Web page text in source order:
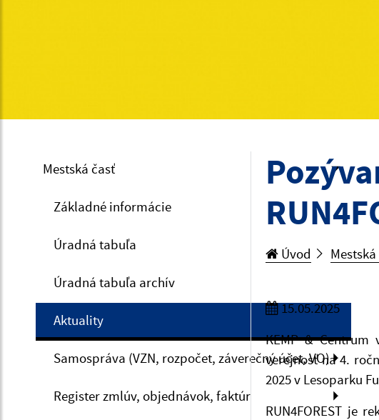
Mestská časť
Základné informácie
Úradná tabuľa
Úradná tabuľa archív
Aktuality
Samospráva (VZN, rozpočet, záverečný účet, VO)
Register zmlúv, objednávok, faktúr
Úvod
15.05.2025
KEMP & Centrum
verejnosť na 4.
2025 v Lesoparku
RUN4FOREST je